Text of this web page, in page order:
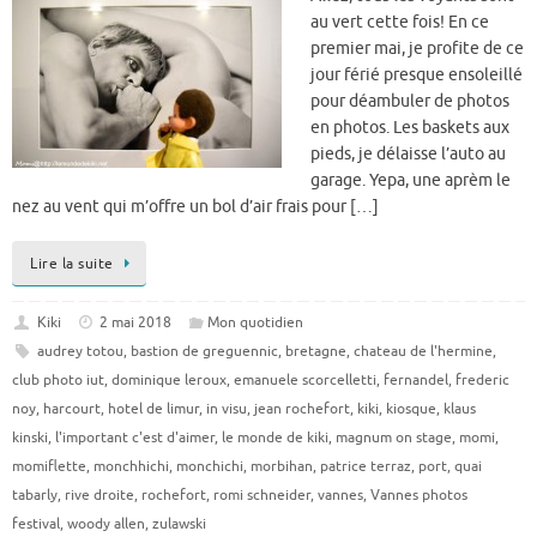
au vert cette fois! En ce
premier mai, je profite de ce
jour férié presque ensoleillé
pour déambuler de photos
en photos. Les baskets aux
pieds, je délaisse l’auto au
garage. Yepa, une aprèm le
nez au vent qui m’offre un bol d’air frais pour […]
Lire la suite
Kiki 2 mai 2018
Mon quotidien
audrey totou, bastion de greguennic, bretagne, chateau de l'hermine,
club photo iut, dominique leroux, emanuele scorcelletti, fernandel, frederic
noy, harcourt, hotel de limur, in visu, jean rochefort, kiki, kiosque, klaus
kinski, l'important c'est d'aimer, le monde de kiki, magnum on stage, momi,
momiflette, monchhichi, monchichi, morbihan, patrice terraz, port, quai
tabarly, rive droite, rochefort, romi schneider, vannes, Vannes photos
festival, woody allen, zulawski